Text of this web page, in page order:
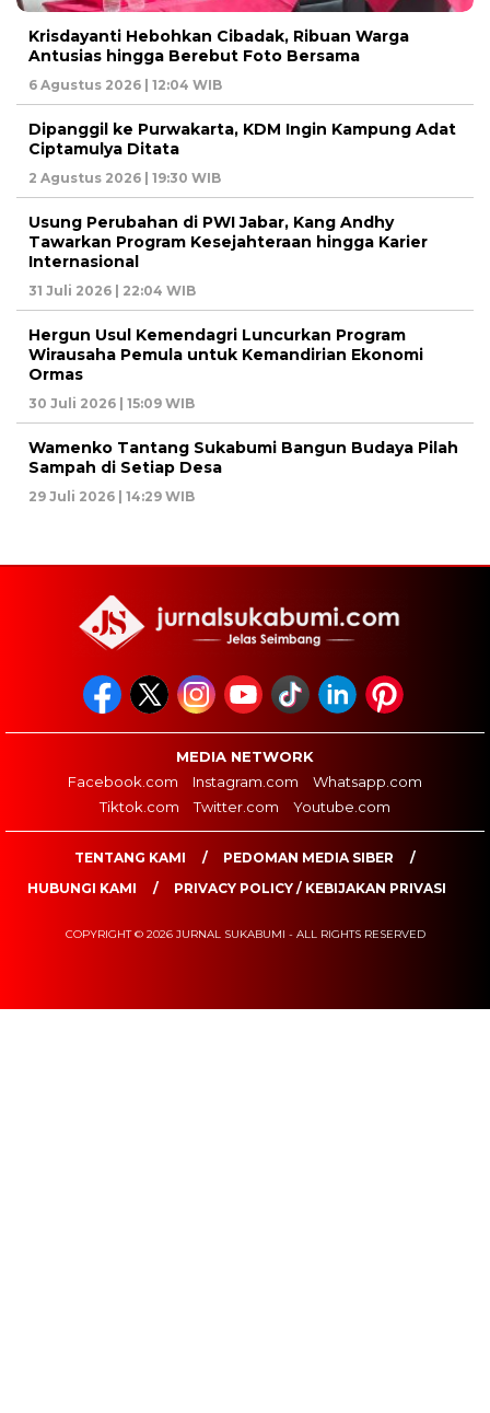
Krisdayanti Hebohkan Cibadak, Ribuan Warga
Antusias hingga Berebut Foto Bersama
6 Agustus 2026 | 12:04 WIB
Dipanggil ke Purwakarta, KDM Ingin Kampung Adat
Ciptamulya Ditata
2 Agustus 2026 | 19:30 WIB
Usung Perubahan di PWI Jabar, Kang Andhy
Tawarkan Program Kesejahteraan hingga Karier
Internasional
31 Juli 2026 | 22:04 WIB
Hergun Usul Kemendagri Luncurkan Program
Wirausaha Pemula untuk Kemandirian Ekonomi
Ormas
30 Juli 2026 | 15:09 WIB
Wamenko Tantang Sukabumi Bangun Budaya Pilah
Sampah di Setiap Desa
29 Juli 2026 | 14:29 WIB
MEDIA NETWORK
Facebook.com
Instagram.com
Whatsapp.com
Tiktok.com
Twitter.com Youtube.com
TENTANG KAMI
PEDOMAN MEDIA SIBER
HUBUNGI KAMI
PRIVACY POLICY / KEBIJAKAN PRIVASI
COPYRIGHT © 2026 JURNAL SUKABUMI - ALL RIGHTS RESERVED